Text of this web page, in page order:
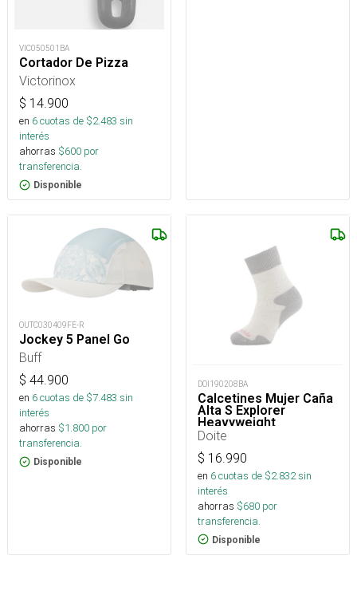
VIC050501BA
Cortador De Pizza
Victorinox
$ 14.900
en 6cuotas de $2.483 sin
interés
ahorras $600 por
transferencia.
Disponible
OUTC030409FE-R
Jockey 5 Panel Go
Buff
$ 44.900
en 6cuotas de $7.483 sin
interés
ahorras $1.800 por
transferencia.
Disponible
DOI190208BA
Calcetines Mujer Caña
Alta S Explorer
Heavyweight
Doite
$ 16.990
en 6cuotas de $2.832sin
interés
ahorras $680 por
transferencia.
Disponible